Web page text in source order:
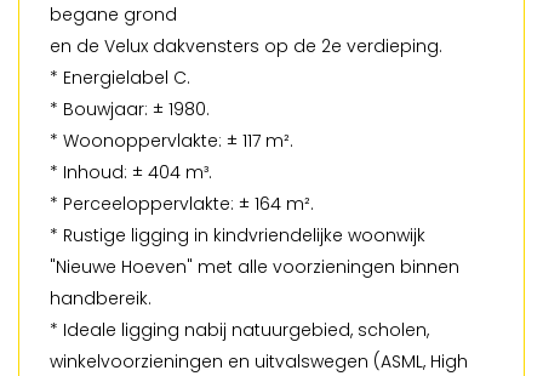
begane grond
en de Velux dakvensters op de 2e verdieping.
* Energielabel C.
* Bouwjaar: ± 1980.
* Woonoppervlakte: ± 117 m².
* Inhoud: ± 404 m³.
* Perceeloppervlakte: ± 164 m².
* Rustige ligging in kindvriendelijke woonwijk
"Nieuwe Hoeven" met alle voorzieningen binnen
handbereik.
* Ideale ligging nabij natuurgebied, scholen,
winkelvoorzieningen en uitvalswegen (ASML, High